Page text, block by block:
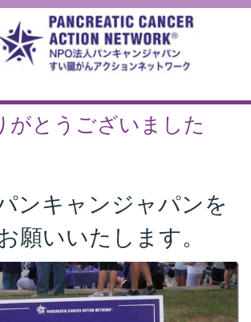
がとうございました
ンキャンジャパンを
願いいたします。